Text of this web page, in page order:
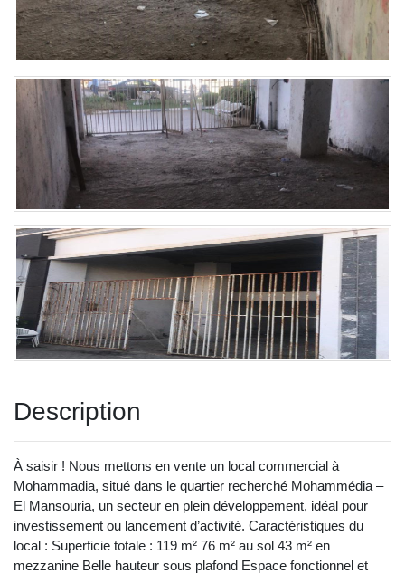
Description
À saisir ! Nous mettons en vente un local commercial à
Mohammadia, situé dans le quartier recherché Mohammédia –
El Mansouria, un secteur en plein développement, idéal pour
investissement ou lancement d’activité. Caractéristiques du
local : Superficie totale : 119 m² 76 m² au sol 43 m² en
mezzanine Belle hauteur sous plafond Espace fonctionnel et